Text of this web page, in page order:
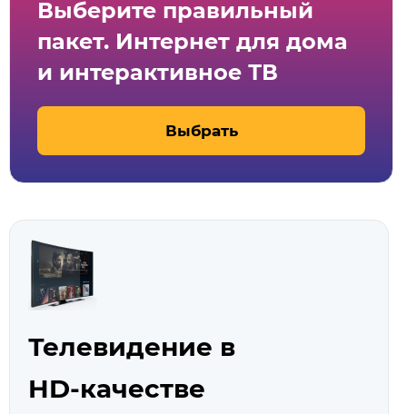
Выберите правильный
пакет. Интернет для дома
и интерактивное ТВ
Выбрать
Телевидение в
HD‑качестве